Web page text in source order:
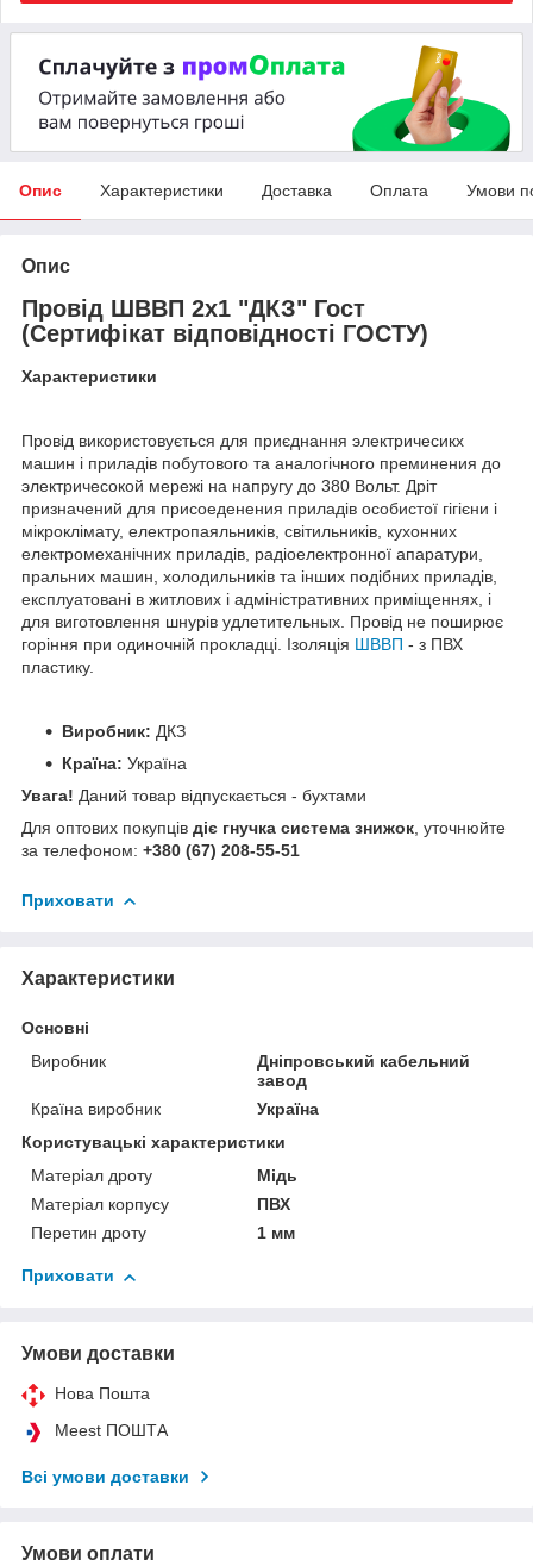
Опис Характеристики Доставка Оплата Умови
Опис
Провід ШВВП 2х1 "ДКЗ" Гост
(Сертифікат відповідності ГОСТУ)
Характеристики
Провід використовується для приєднання электричесикх
машин і приладів побутового та аналогічного преминения до
электричесокой мережі на напругу до 380 Вольт. Дріт
призначений для присоеденения приладів особистої гігієни і
мікроклімату, електропаяльників, світильників, кухонних
електромеханічних приладів, радіоелектронної апаратури,
пральних машин, холодильників та інших подібних приладів,
експлуатовані в житлових і адміністративних приміщеннях, і
для виготовлення шнурів удлетительных. Провід не поширює
горіння при одиночній прокладці. Ізоляція ШВВП - з ПВХ
пластику.
Виробник: ДКЗ
Країна: Україна
Увага! Даний товар відпускається - бухтами
Для оптових покупців діє гнучка система знижок , уточнюйте
за телефоном: +380 (67) 208-55-51
Приховати
Характеристики
Основні
Виробник
Дніпровський кабельний
завод
Країна виробник
Україна
Користувацькі характеристики
Матеріал дроту
Мідь
Матеріал корпусу
ПВХ
Перетин дроту
1 мм
Приховати
Умови доставки
Нова Пошта
Meest ПОШТА
Всі умови доставки
Умови оплати